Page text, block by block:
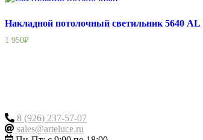
Накладной потолочный светильник 5640 AL
1 950₽
8 (926) 237-57-07
sales@arteluce.ru